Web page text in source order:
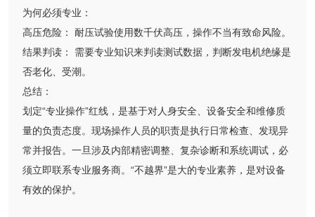
为何必须专业：
高压危险： 耐压试验使用数千伏高压，操作不当有致命风险。
结果判读： 需要专业知识来判读测试数据，判断发电机绝缘是
否老化、受潮。
总结：
划定“专业操作”红线，是基于对人身安全、设备安全和维修质
量的负责态度。现场操作人员的职责是执行日常检查、发现异
常并报告。一旦涉及内部精密调整、复杂诊断和系统调试，必
须立即联系专业服务商。“不越界”是大的专业素养，是对设备
有效的保护。